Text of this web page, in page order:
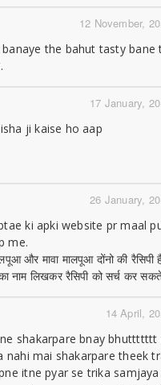
12 November,
the bahut tasty bane
17 January,
ji kaise ho aap
26 January,
ki apki website pr maal
me.
और मावा मालपूआ दोंनो की
नाम लिखकर रैसिपी को सर्च कर
14 April,
shakarpare bnay bhuttttttt
mai shakarpare theek
itne pyar se trika samjaya